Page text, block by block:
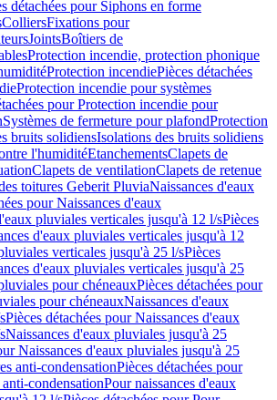
détachées pour Siphons en forme
ColliersFixations pour
JointsBoîtiers de
Protection incendie, protection phonique
Protection incendiePièces détachées
Protection incendie pour systèmes
pour Protection incendie pour
Systèmes de fermeture pour plafondProtection
bruits solidiensIsolations des bruits solidiens
l'humiditéEtanchementsClapets de
Clapets de ventilationClapets de retenue
toitures Geberit PluviaNaissances d'eaux
pour Naissances d'eaux
pluviales verticales jusqu'à 12 l/sPièces
d'eaux pluviales verticales jusqu'à 12
verticales jusqu'à 25 l/sPièces
d'eaux pluviales verticales jusqu'à 25
pour chéneauxPièces détachées pour
pour chéneauxNaissances d'eaux
Pièces détachées pour Naissances d'eaux
Naissances d'eaux pluviales jusqu'à 25
Naissances d'eaux pluviales jusqu'à 25
anti-condensationPièces détachées pour
condensationPour naissances d'eaux